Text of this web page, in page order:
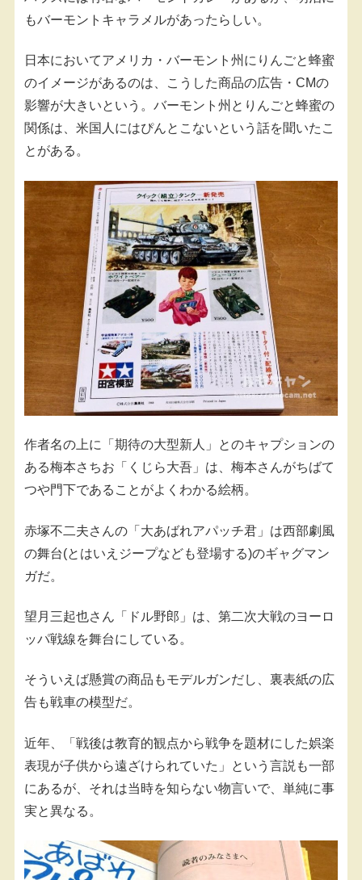
もバーモントキャラメルがあったらしい。
日本においてアメリカ・バーモント州にりんごと蜂蜜
のイメージがあるのは、こうした商品の広告・CMの
影響が大きいという。バーモント州とりんごと蜂蜜の
関係は、米国人にはぴんとこないという話を聞いたこ
とがある。
作者名の上に「期待の大型新人」とのキャプションの
ある梅本さちお「くじら大吾」は、梅本さんがちばて
つや門下であることがよくわかる絵柄。
赤塚不二夫さんの「大あばれアパッチ君」は西部劇風
の舞台(とはいえジープなども登場する)のギャグマン
ガだ。
望月三起也さん「ドル野郎」は、第二次大戦のヨーロ
ッパ戦線を舞台にしている。
そういえば懸賞の商品もモデルガンだし、裏表紙の広
告も戦車の模型だ。
近年、「戦後は教育的観点から戦争を題材にした娯楽
表現が子供から遠ざけられていた」という言説も一部
にあるが、それは当時を知らない物言いで、単純に事
実と異なる。